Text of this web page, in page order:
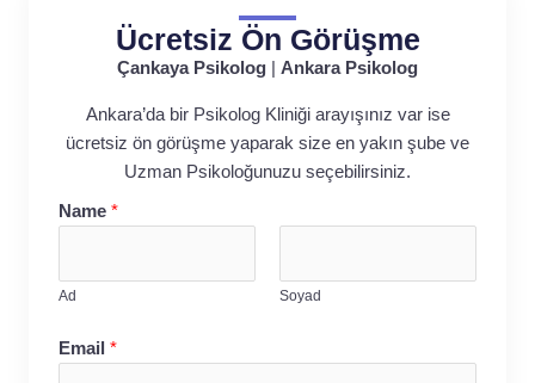
Ücretsiz Ön Görüşme
Çankaya Psikolog Ankara Psikolog
Ankara’da bir Psikolog Kliniği arayışınız var ise
ücretsiz ön görüşme yaparak size en yakın şube ve
Uzman Psikoloğunuzu seçebilirsiniz.
Name *
Ad Soyad
Email *